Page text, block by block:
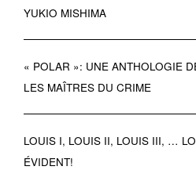
YUKIO MISHIMA
« POLAR »: UNE ANTHOLOGIE
LES MAÎTRES DU CRIME
LOUIS I, LOUIS II, LOUIS III, …
ÉVIDENT!